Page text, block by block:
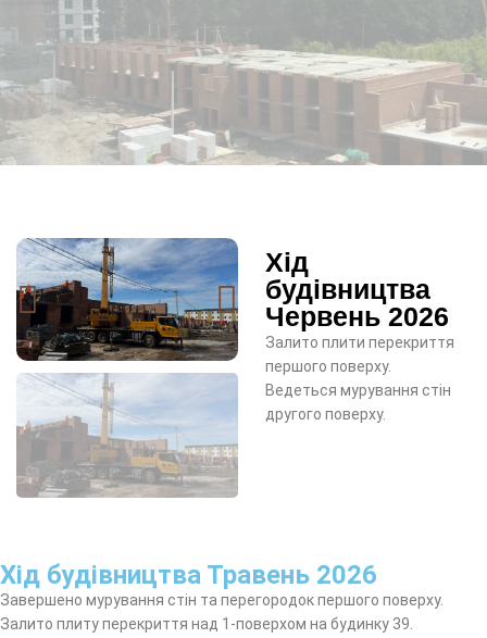
Хід
будівництва
Червень 2026
Залито плити перекриття
першого поверху.
Ведеться мурування стін
другого поверху.
Хід будівництва Травень 2026
Завершено мурування стін та перегородок першого поверху.
Залито плиту перекриття над 1-поверхом на будинку 39.